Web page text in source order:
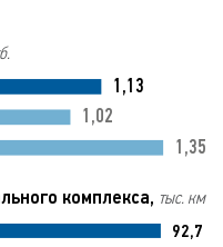
1,13
1,02
1,35
комплекса, тыс. км
92,7